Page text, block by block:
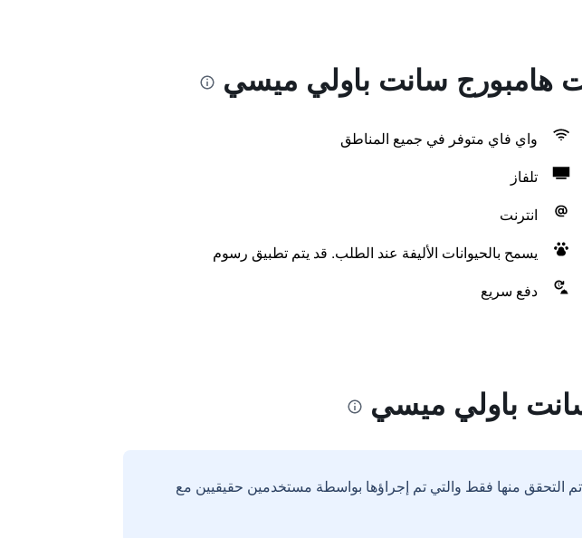
هامبورج سانت باولي ميسي
واي فاي متوفر في جميع المناطق
تلفاز
انترنت
يسمح بالحيوانات الأليفة عند الطلب. قد يتم تطبيق رسوم
دفع سريع
باولي ميسي
التحقق منها فقط والتي تم إجراؤها بواسطة مستخدمين حقيقيين مع